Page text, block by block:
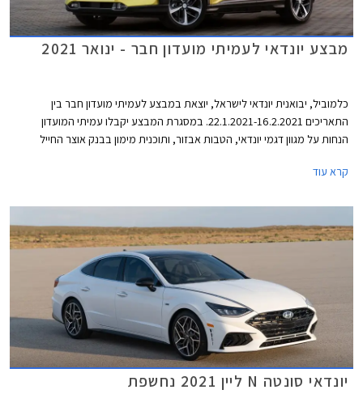
מבצע יונדאי לעמיתי מועדון חבר - ינואר 2021
כלמוביל, יבואנית יונדאי לישראל, יוצאת במבצע לעמיתי מועדון חבר בין
התאריכים 22.1.2021-16.2.2021. במסגרת המבצע יקבלו עמיתי המועדון
הנחות על מגוון דגמי יונדאי, הטבות אבזור, ותוכנית מימון בבנק אוצר החייל
תכנית המימון חבר ליס. המבצע ייערך בכל אולמות התצוגה של יונדאי ברחבי
קרא עוד
יונדאי סונטה N ליין 2021 נחשפת